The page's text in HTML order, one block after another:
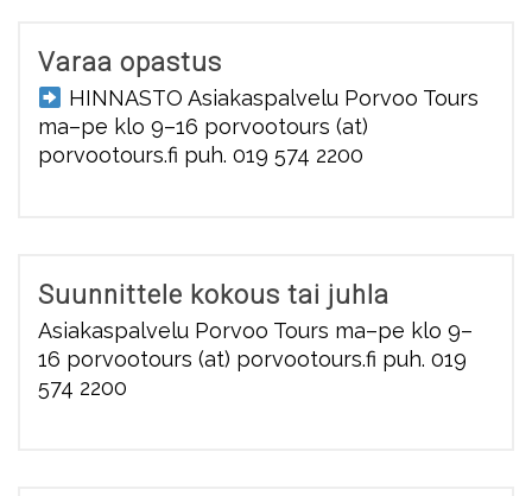
Varaa opastus
HINNASTO Asiakaspalvelu Porvoo Tours
ma–pe klo 9–16 porvootours (at)
porvootours.fi puh. 019 574 2200
Suunnittele kokous tai juhla
Asiakaspalvelu Porvoo Tours ma–pe klo 9–
16 porvootours (at) porvootours.fi puh. 019
574 2200